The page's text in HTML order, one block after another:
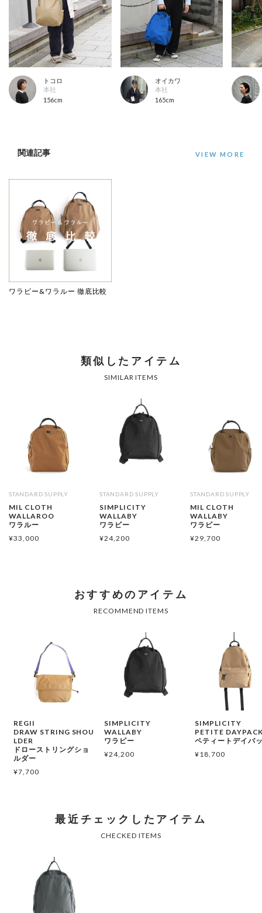
トコロ
本社
156cm
オイカワ
本社
165cm
関連記事
ワラビー&ワラルー 徹底比較
VIEW MORE
類似したアイテム
SIMILAR ITEMS
STANDARD SUPPLY
MIL CLOTH
WALLAROO
ワラルー
¥33,000
STANDARD SUPPLY
SIMPLICITY
WALLABY
ワラビー
¥24,200
STANDARD SUPPLY
MIL CLOTH
WALLABY
ワラビー
¥29,700
REGII
DRAW STRING SHOU
LDER
ドローストリングショ
ルダー
¥7,700
SIMPLICITY
WALLABY
ワラビー
¥24,200
SIMPLICITY
PETITE
ペティートデイパ
¥18,700